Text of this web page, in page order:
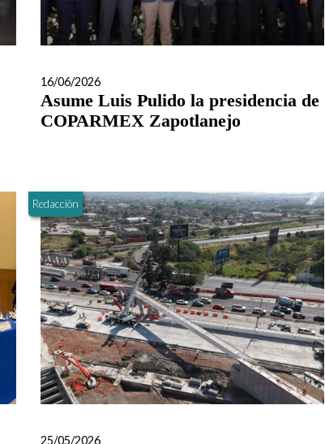
16/06/2026
Asume Luis Pulido la presidencia de
COPARMEX Zapotlanejo
Redacción
25/05/2026